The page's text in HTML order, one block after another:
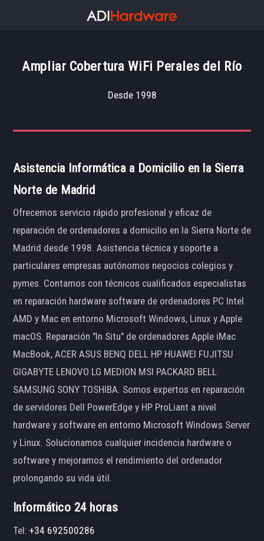
Ampliar Cobertura WiFi Perales del Río
Desde 1998
Asistencia Informática a Domicilio en la Sierra
Norte de Madrid
Ofrecemos servicio rápido profesional y eficaz de
reparación de ordenadores a domicilio en la Sierra Norte de
Madrid desde 1998. Asistencia técnica y soporte a
particulares empresas autónomos negocios colegios y
pymes. Contamos con técnicos cualificados especialistas
en reparación hardware software de ordenadores PC Intel
AMD y Mac en entorno Microsoft Windows, Linux y Apple
macOS. Reparación "In Situ" de ordenadores Apple iMac
MacBook, ACER ASUS BENQ DELL HP HUAWEI FUJITSU
GIGABYTE LENOVO LG MEDION MSI PACKARD BELL
SAMSUNG SONY TOSHIBA. Somos expertos en reparación
de servidores Dell PowerEdge y HP ProLiant a nivel
hardware y software en entorno Microsoft Windows Server
y Linux. Solucionamos cualquier incidencia hardware o
software y mejoramos el rendimiento del ordenador
prolongando su vida útil.
Informático 24 horas
Tel:+34 692500286